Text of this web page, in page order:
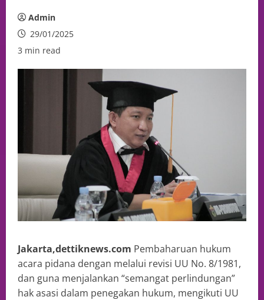
Admin
29/01/2025
3 min read
Jakarta,dettiknews.com Pembaharuan hukum
acara pidana dengan melalui revisi UU No. 8/1981,
dan guna menjalankan “semangat perlindungan”
hak asasi dalam penegakan hukum, mengikuti UU